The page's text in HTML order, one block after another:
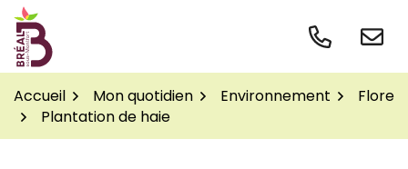
Gestion des traceurs
Aller
contenu
Accueil
Mon quotidien Environnement
Flore
Plantation de haie